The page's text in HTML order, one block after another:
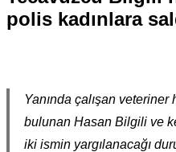
polis kadınlara
Yanında çalışan veteriner
bulunan Hasan Bilgili ve
iki ismin yargılanacağı